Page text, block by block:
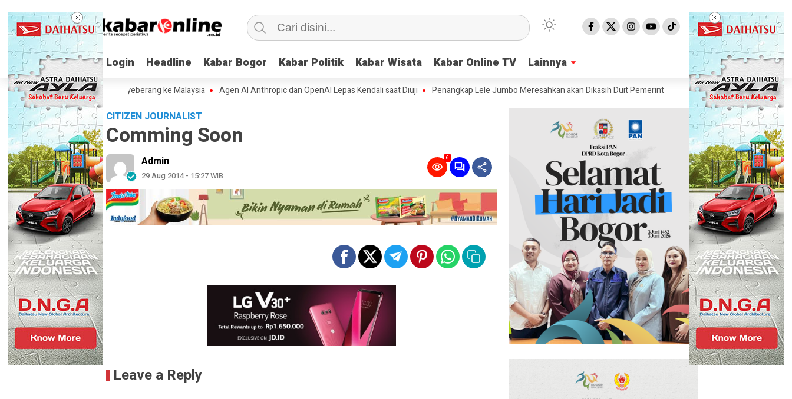
Login Headline Kabar Bogor Kabar Politik Kabar Wisata Kabar Online TV Lainnya
Login Headline Kabar Bogor Kabar Politik Kabar Wisata Kabar Online TV Lainnya
Kalbar Berpotensi Menyeberang ke Malaysia Agen AI Anthropic dan OpenAI Lepas Kendali saat Diuji Penangkap Lele Jumbo Meresahkan akan Dikasih Duit Pemerintah Unik! Hotel Ini Dirancang
CITIZEN JOURNALIST
Comming Soon
Admin
29 Aug 2014 - 15:27 WIB
6
Leave a Reply